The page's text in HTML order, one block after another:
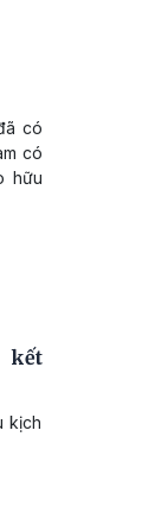
có
có
hữu
kết
kịch